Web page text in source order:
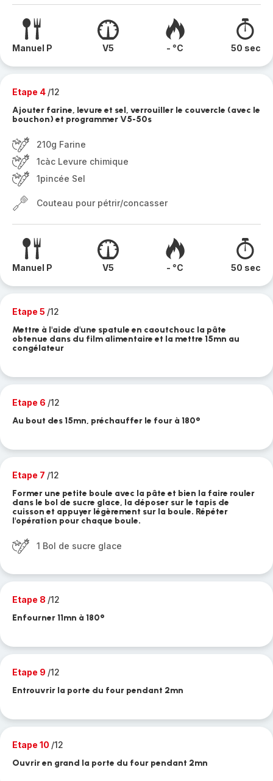
Manuel P V5 - °C 50 sec
Etape 4 /12
Ajouter farine, levure et sel, verrouiller le couvercle (avec le
bouchon) et programmer V5-50s
210g Farine
1càc Levure chimique
1pincée Sel
Couteau pour pétrir/concasser
Manuel P V5 - °C 50 sec
Etape 5 /12
Mettre à l'aide d'une spatule en caoutchouc la pâte
obtenue dans du film alimentaire et la mettre 15mn au
congélateur
Etape 6 /12
Au bout des 15mn, préchauffer le four à 180°
Etape 7 /12
Former une petite boule avec la pâte et bien la faire rouler
dans le bol de sucre glace, la déposer sur le tapis de
cuisson et appuyer légèrement sur la boule. Répéter
l'opération pour chaque boule.
1 Bol de sucre glace
Etape 8 /12
Enfourner 11mn à 180°
Etape 9 /12
Entrouvrir la porte du four pendant 2mn
Etape 10 /12
Ouvrir en grand la porte du four pendant 2mn